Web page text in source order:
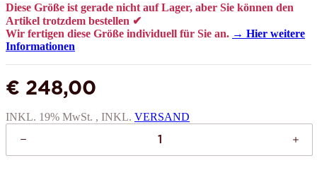
Diese Größe ist gerade nicht auf Lager, aber Sie können den
Artikel trotzdem bestellen ✔
Wir fertigen diese Größe individuell für Sie an. → Hier weitere
Informationen
€ 248,00
INKL. 19% MwSt. , INKL. VERSAND